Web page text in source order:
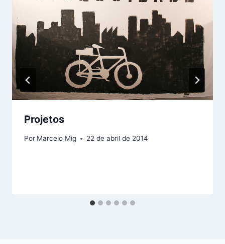
Projetos
Por Marcelo Mig 22 de abril de 2014